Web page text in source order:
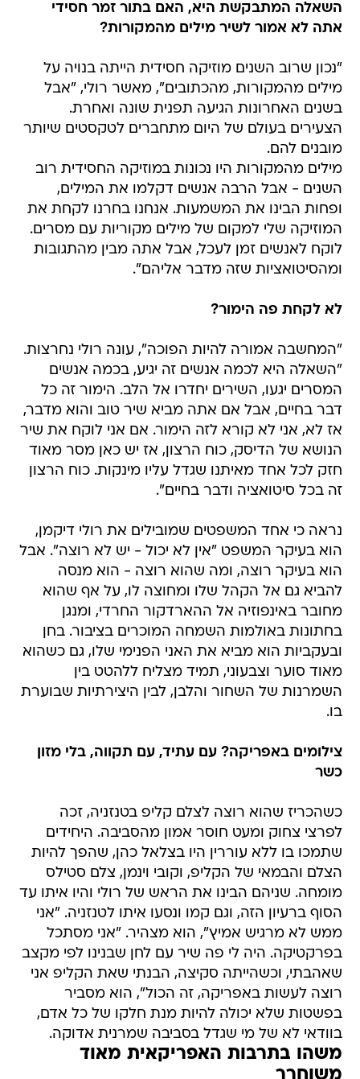
השאלה המתבקשת היא, האם בתור זמר חסידי
אתה לא אמור לשיר מילים מהמקורות?
"נכון שרוב השנים מוזיקה חסידית הייתה בנויה על
מילים מהמקורות, מהכתובים", מאשר רולי, "אבל
בשנים האחרונות הגיעה תפנית שונה ואחרת.
הצעירים בעולם של היום מתחברים לטקסטים שיותר
מובנים להם.
מילים מהמקורות היו נכונות במוזיקה החסידית רוב
השנים - אבל הרבה אנשים דקלמו את המילים,
ופחות הבינו את המשמעות. אנחנו בחרנו לקחת את
המוזיקה שלי למקום של מילים מקוריות עם מסרים.
לוקח לאנשים זמן לעכל, אבל אתה מבין מהתגובות
ומהסיטואציות שזה מדבר אליהם".
לא לקחת פה הימור?
"המחשבה אמורה להיות הפוכה", עונה רולי נחרצות.
"השאלה היא לכמה אנשים זה יגיע, בכמה אנשים
המסרים יגעו, השירים יחדרו אל הלב. הימור זה כל
דבר בחיים, אבל אם אתה מביא שיר טוב והוא מדבר,
אז לא, אני לא קורא לזה הימור. אם אני לוקח את שיר
הנושא של הדיסק, כוח הרצון, אז יש כאן מסר מאוד
חזק לכל אחד מאיתנו שגדל עליו מינקות. כוח הרצון
זה בכל סיטואציה ודבר בחיים".
נראה כי אחד המשפטים שמובילים את רולי דיקמן,
הוא בעיקר המשפט "אין לא יכול - יש לא רוצה". אבל
הוא בעיקר רוצה, ומה שהוא רוצה - הוא מנסה
להביא גם אל הקהל שלו ומחוצה לו, על אף שהוא
מחובר באינפוזיה אל ההארדקור החרדי, ומנגן
בחתונות באולמות השמחה המוכרים בציבור. בחן
ובעקביות הוא מביא את האני הפנימי שלו, גם כשהוא
מאוד סוער וצבעוני, תמיד מצליח ללהטט בין
השמרנות של השחור והלבן, לבין היצירתיות שבוערת
בו.
צילומים באפריקה? עם עתיד, עם תקווה, בלי מזון
כשר
כשהכריז שהוא רוצה לצלם קליפ בטנזניה, זכה
לפרצי צחוק ומעט חוסר אמון מהסביבה. היחידים
שתמכו בו ללא עוררין היו בצלאל כהן, שהפך להיות
הצלם והבמאי של הקליפ, וקובי וינמן, צלם סטילס
מומחה. שניהם הבינו את הראש של רולי והיו איתו עד
הסוף ברעיון הזה, וגם קמו ונסעו איתו לטנזניה. "אני
ממש לא מרגיש אמיץ", הוא מצהיר. "אני מסתכל
בפרקטיקה. היה לי פה שיר עם לחן שבנינו לפי מקצב
שאהבתי, וכשהייתה סקיצה, הבנתי שאת הקליפ אני
רוצה לעשות באפריקה, זה הכול", הוא מסביר
בפשטות שלא יכולה להיות מנת חלקו של כל אדם,
בוודאי לא של מי שגדל בסביבה שמרנית אדוקה.
משהו בתרבות האפריקאית מאוד